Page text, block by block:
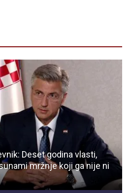
Deset godina vlasti,
mržnje koji ga nije ni